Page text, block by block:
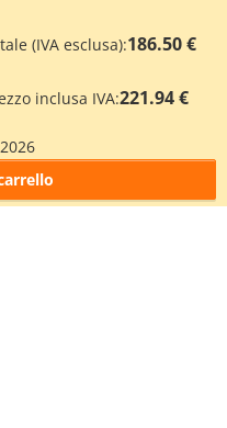
(IVA esclusa):186.50 €
inclusa IVA:221.94 €